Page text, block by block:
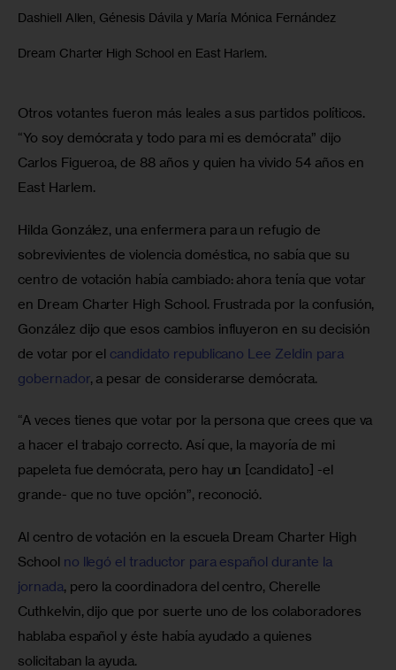
Dashiell Allen, Génesis Dávila y María Mónica Fernández
Dream Charter High School en East Harlem.
Otros votantes fueron más leales a sus partidos políticos.
“Yo soy demócrata y todo para mi es demócrata” dijo
Carlos Figueroa, de 88 años y quien ha vivido 54 años en
East Harlem.
Hilda González, una enfermera para un refugio de
sobrevivientes de violencia doméstica, no sabía que su
centro de votación había cambiado: ahora tenía que votar
en Dream Charter High School. Frustrada por la confusión,
González dijo que esos cambios influyeron en su decisión
de votar por el candidato republicano Lee Zeldin para
gobernador, a pesar de considerarse demócrata.
“A veces tienes que votar por la persona que crees que va
a hacer el trabajo correcto. Así que, la mayoría de mi
papeleta fue demócrata, pero hay un [candidato] -el
grande- que no tuve opción”, reconoció.
Al centro de votación en la escuela Dream Charter High
School no llegó el traductor para español durante la
jornada, pero la coordinadora del centro, Cherelle
Cuthkelvin, dijo que por suerte uno de los colaboradores
hablaba español y éste había ayudado a quienes
solicitaban la ayuda.